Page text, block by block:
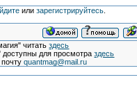
или зарегистрируйтесь.
читатьздесь
доступны для просмотраздесь
почтуquantmag@mail.ru